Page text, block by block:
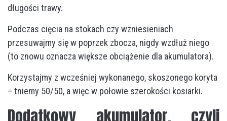
długości trawy.
Podczas cięcia na stokach czy wzniesieniach
przesuwajmy się w poprzek zbocza, nigdy wzdłuż niego
(to znowu oznacza większe obciążenie dla akumulatora).
Korzystajmy z wcześniej wykonanego, skoszonego koryta
– tniemy 50/50, a więc w połowie szerokości kosiarki.
Dodatkowy akumulator, czyli